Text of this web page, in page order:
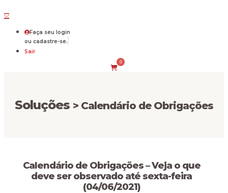
Faça seu login
ou cadastre-se.
Sair
0
Soluções > Calendário de Obrigações
Calendário de Obrigações – Veja o que
deve ser observado até sexta-feira
(04/06/2021)